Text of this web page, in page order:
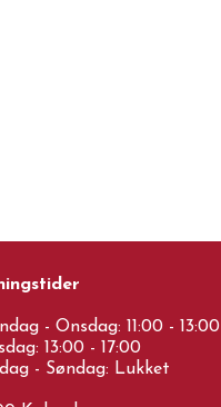
- Onsdag: 11:00 - 13:00
13:00 - 17:00
- Søndag: Lukket